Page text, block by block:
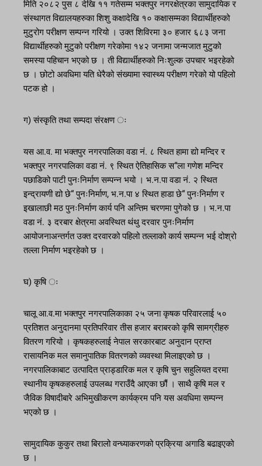
मिति २०८२ पुस ८ देखि ११ गतेसम्म भक्तपुर नगरक्षेत्रका सामुदायिक र
संस्थागत विद्यालयहरुका शिशु कक्षादेखि १० कक्षासम्मका विद्यार्थीहरुको
मुटुरोग परीक्षण सम्पन्न गरियो । उक्त शिविरमा ३० हजार ६८३ जना
विद्यार्थीहरुको मुटुको परीक्षण गरेकोमा १४२ जनामा जन्मजात मुटुको
समस्या पहिचान भएको छ । ती विद्यार्थीहरुको निःशुल्क उपचार भइरहेको
छ । छोटो अवधिमा यति धेरैको संख्यामा स्वास्थ्य परीक्षण गरेको यो पहिलो
पटक हो ।
ग) संस्कृति तथा सम्पदा संरक्षण ः
यस आ.व. मा भक्तपुर नगरपालिका वडा नं. ८ स्थित हामा द्यो मन्दिर र
भक्तपुर नगरपालिका वडा नं. ९ स्थित ऐतिहासिक स“ला गणेश मन्दिर
पछाडिको पाटी पुनःनिर्माण सम्पन्न भयो । भ.न.पा वडा नं. २ स्थित
इन्द्रायणी द्यो छे“ पुनःनिर्माण, भ.न.पा ४ स्थित हाडा छे“ पुनःनिर्माण र
इखालाछी मठ पुनःनिर्माण कार्य पनि अन्तिम चरणमा पुगेको छ । भ.न.पा
वडा नं. ३ दरबार क्षेत्रमा अवस्थित थंथु दरवार पुनःनिर्माण
आयोजनाअन्तर्गत उक्त दरवारको पहिलो तल्लाको कार्य सम्पन्न भई दोश्रो
तल्ला निर्माण भइरहेको छ ।
घ) कृषि ः
चालू आ.व.मा भक्तपुर नगरपालिकाका २५ जना कृषक परिवारलाई ५०
प्रतिशत अनुदानमा प्रतिपरिवार तीस हजार बराबरको कृषि सामग्रीहरु
वितरण गरियो । कृषकहरुलाई नेपाल सरकारबाट अनुदान प्राप्त
रासायनिक मल समानुपातिक वितरणको व्यवस्था मिलाइएको छ ।
नगरपालिकाबाट उत्पादित प्राड्डारिक मल र कृषि चुन सहुलियत दरमा
स्थानीय कृषकहरुलाई उपलब्ध गराउँदै आएका छौंं । साथै कृषि मल र
जैविक विषादीबारे अभिमुखीकरण कार्यक्रम पनि यस अवधिमा सम्पन्न
भएको छ ।
सामुदायिक कुकुर तथा बिरालो वन्ध्याकरणको प्रक्रिया अगाडि बढाइएको
छ ।